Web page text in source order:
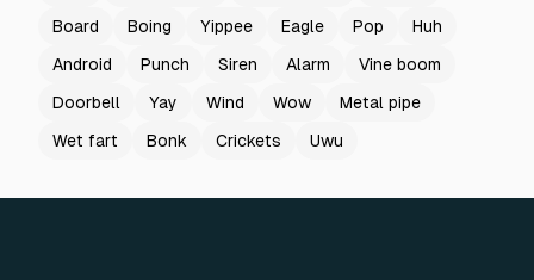
Board
Boing Yippee Eagle Pop
Huh
Android
Punch Siren Alarm
Vine boom
Doorbell
Yay Wind Wow
Metal pipe
Wet fart
Bonk Crickets Uwu